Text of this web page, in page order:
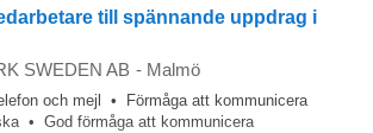
till spännande uppdrag i
SWEDEN AB - Malmö
och mejl • Förmåga att kommunicera
• God förmåga att kommunicera